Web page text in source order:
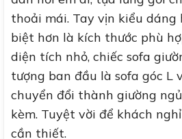
thoải mái. Tay vịn kiểu dáng
biệt hơn là kích thước phù
diện tích nhỏ, chiếc sofa
tượng ban đầu là sofa góc L
chuyển đổi thành giường
kèm. Tuyệt vời để khách
cần thiết.